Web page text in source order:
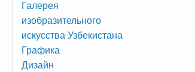
Галерея
изобразительного
искусства Узбекистана
Графика
Дизайн